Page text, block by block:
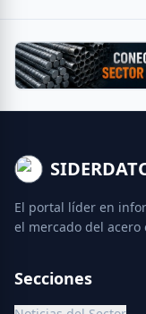
El portal líder en
el mercado del acero
Secciones